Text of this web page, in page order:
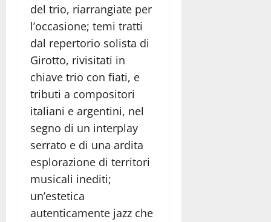
del trio, riarrangiate per
l’occasione; temi tratti
dal repertorio solista di
Girotto, rivisitati in
chiave trio con fiati, e
tributi a compositori
italiani e argentini, nel
segno di un interplay
serrato e di una ardita
esplorazione di territori
musicali inediti;
un’estetica
autenticamente jazz che